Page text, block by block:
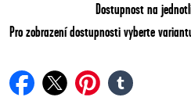
Dostupnost na
Pro zobrazení dostupnosti vyberte
facebook
twitterpinterest
tumblr